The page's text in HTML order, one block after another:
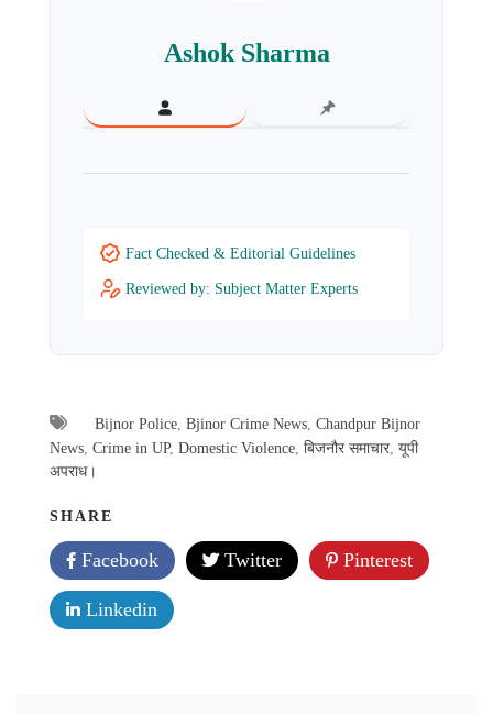
Ashok Sharma
Fact Checked & Editorial Guidelines
Reviewed by: Subject Matter Experts
Bijnor Police Bjinor Crime News Chandpur Bijnor
News Crime in UP, Domestic Violence बिजनौर समाचार, यूपी
अपराध।
SHARE
Facebook Twitter Pinterest
Linkedin